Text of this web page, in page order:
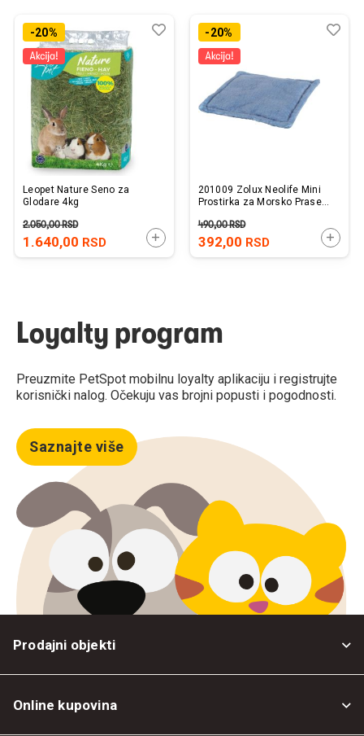
-20%
Leopet Nature Seno za
Glodare 4kg
1.640,00 RSD
2.050,00RSD
DODAJTE U KORPU
Dodaj
Uporedi-20%
201009 Zolux Neolife Mini
Prostirka za Morsko Prase
392,00 RSD
490,00RSD
Loyalty program
Preuzmite PetSpot mobilnu loyalty aplikaciju i registrujte
korisnički nalog. Očekuju vas brojni popusti i pogodnosti.
Saznajte više
Prodajni objekti
Online kupovina